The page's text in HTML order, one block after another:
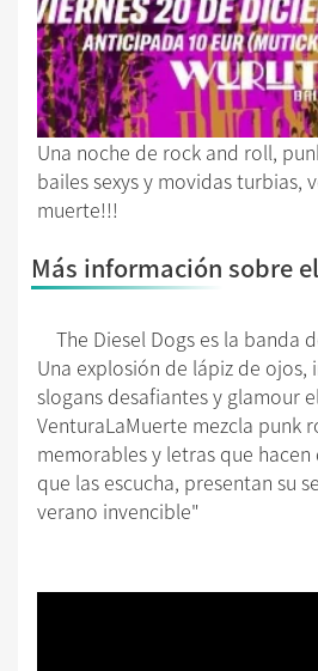
Una noche de rock and roll,
bailes sexys y movidas turbias,
muerte!!!
Más información sobre
The Diesel Dogs es la banda
Una explosión de lápiz de ojos,
slogans desafiantes y glamour
VenturaLaMuerte mezcla punk
memorables y letras que
que las escucha, presentan su
verano invencible"